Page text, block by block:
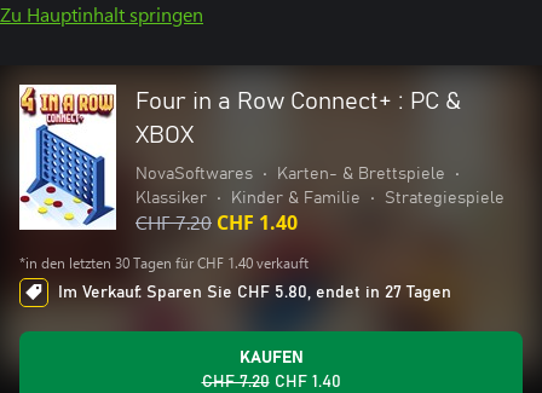
Zu Hauptinhalt springen
Four in a Row Connect+ : PC &
XBOX
NovaSoftwares • Karten- & Brettspiele
•
Klassiker
• Kinder & Familie • Strategiespiele
CHF 7.20 CHF 1.40
*in den letzten 30 Tagen für CHF 1.40 verkauft
Im Verkauf: Sparen Sie CHF 5.80, endet in 27 Tagen
KAUFEN
CHF 7.20 CHF 1.40